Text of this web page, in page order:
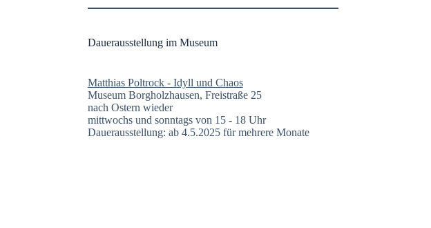
Dauerausstellung im Museum
Matthias Poltrock - Idyll und Chaos
Museum Borgholzhausen, Freistraße 25
nach Ostern wieder
mittwochs und sonntags von 15 - 18 Uhr
Dauerausstellung: ab 4.5.2025 für mehrere Monate